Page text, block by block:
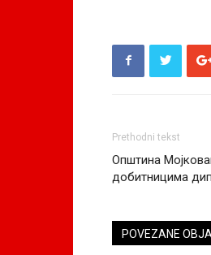
Prethodni tekst
Општина
добитницима
POVEZANE